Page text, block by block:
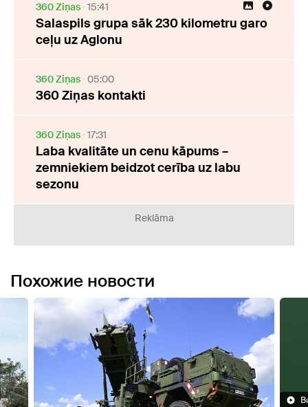
360 Ziņas 15:41
Salaspils grupa sāk 230 kilometru garo
ceļu uz Aglonu
360 Ziņas 05:00
360 Ziņas kontakti
360 Ziņas 17:31
Laba kvalitāte un cenu kāpums –
zemniekiem beidzot cerība uz labu
sezonu
Reklāma
Похожие новости
Видео